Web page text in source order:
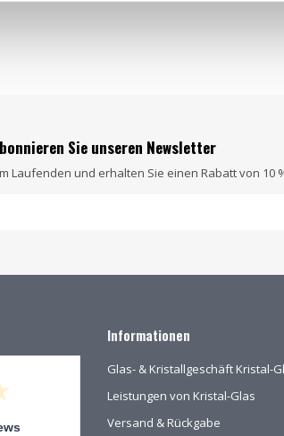
Sie unseren Newsletter
Laufenden und erhalten Sie einen Rabatt von 10
Informationen
Glas- & Kristallgeschäft Kristal-
Leistungen von Kristal-Glas
Versand & Rückgabe